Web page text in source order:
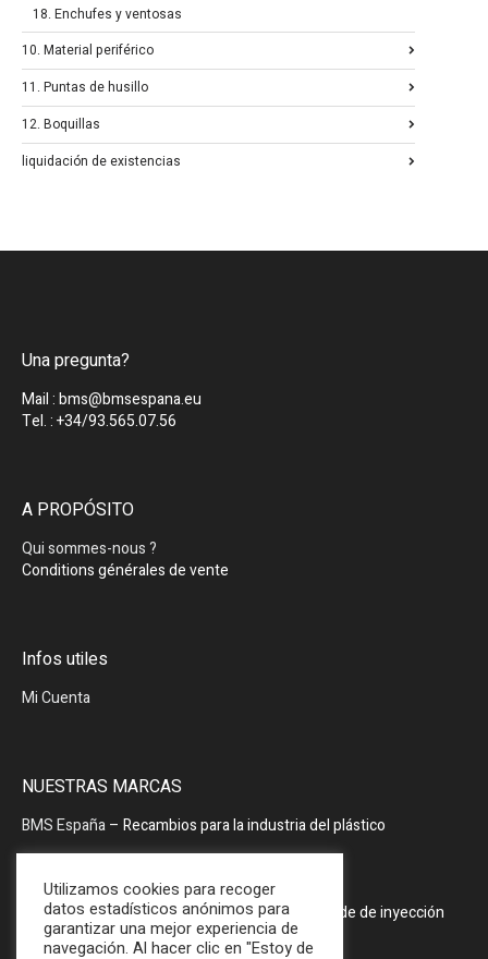
18. Enchufes y ventosas
10. Material periférico
11. Puntas de husillo
12. Boquillas
liquidación de existencias
Una pregunta?
Mail : bms@bmsespana.eu
Tel. : +34/93.565.07.56
A PROPÓSITO
Qui sommes-nous ?
Conditions générales de vente
Infos utiles
Mi Cuenta
NUESTRAS MARCAS
BMS España– Recambios para la industria del plástico
PRODOPTIM– Mesa de mantenimiento de molde de inyección
Utilizamos cookies para recoger
datos estadísticos anónimos para
garantizar una mejor experiencia de
navegación. Al hacer clic en "Estoy de